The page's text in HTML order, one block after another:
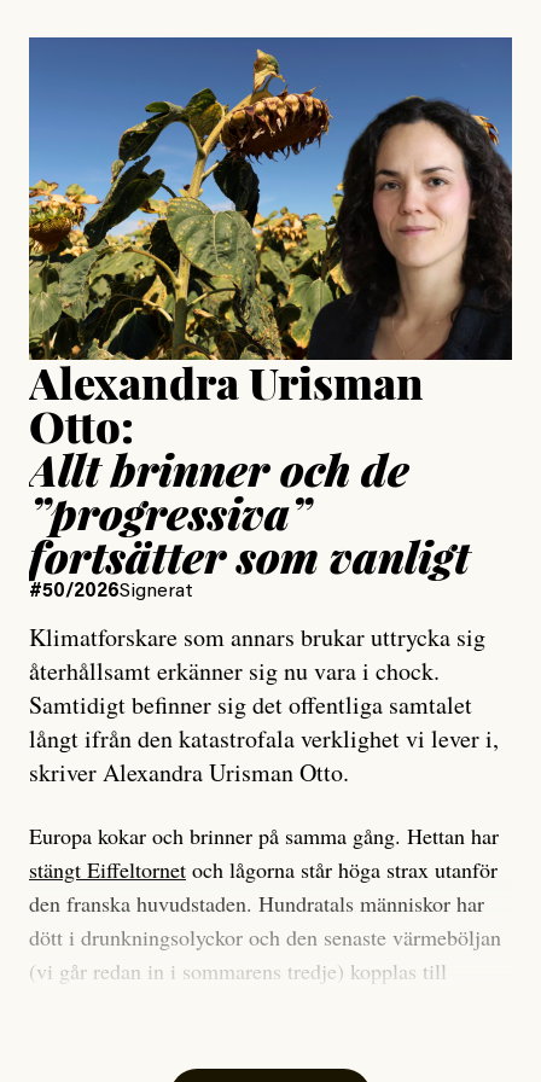
Jonas Lundström
Publicerad24 July, 2026
#23/2026
Jesper Lundby: ”Livet i sig
är ganska politiskt”
Jesper Lundby
Publicerad15 July, 2026
Uppdaterad15 July, 2026
Alexandra Urisman
Otto:
Allt brinner och de
”progressiva”
fortsätter som vanligt
#50/2026Signerat
Klimatforskare som annars brukar uttrycka sig
återhållsamt erkänner sig nu vara i chock.
Samtidigt befinner sig det offentliga samtalet
långt ifrån den katastrofala verklighet vi lever i,
skriver Alexandra Urisman Otto.
Europa kokar och brinner på samma gång. Hettan har
stängt Eiffeltornet och lågorna står höga strax utanför
den franska huvudstaden. Hundratals människor har
dött i drunkningsolyckor och den senaste värmeböljan
(vi går redan in i sommarens tredje) kopplas till
Har du också panik i hettan? Känns det som en